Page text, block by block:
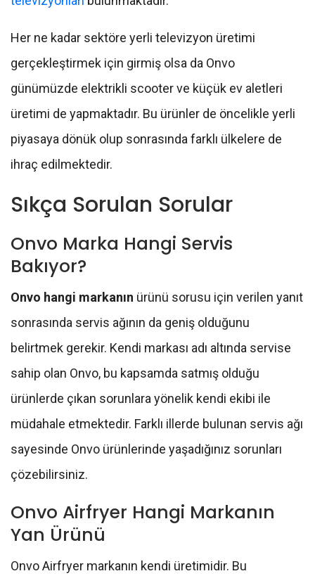
Her ne kadar sektöre yerli televizyon üretimi
gerçekleştirmek için girmiş olsa da Onvo
günümüzde elektrikli scooter ve küçük ev aletleri
üretimi de yapmaktadır. Bu ürünler de öncelikle yerli
piyasaya dönük olup sonrasında farklı ülkelere de
ihraç edilmektedir.
Sıkça Sorulan Sorular
Onvo Marka Hangi Servis
Bakıyor?
Onvo hangi markanın ürünü sorusu için verilen yanıt
sonrasında servis ağının da geniş olduğunu
belirtmek gerekir. Kendi markası adı altında servise
sahip olan Onvo, bu kapsamda satmış olduğu
ürünlerde çıkan sorunlara yönelik kendi ekibi ile
müdahale etmektedir. Farklı illerde bulunan servis ağı
sayesinde Onvo ürünlerinde yaşadığınız sorunları
çözebilirsiniz.
Onvo Airfryer Hangi Markanın
Yan Ürünü
Onvo Airfryer markanın kendi üretimidir. Bu